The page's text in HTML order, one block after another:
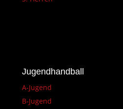
Jugendhandball
A-Jugend
B-Jugend